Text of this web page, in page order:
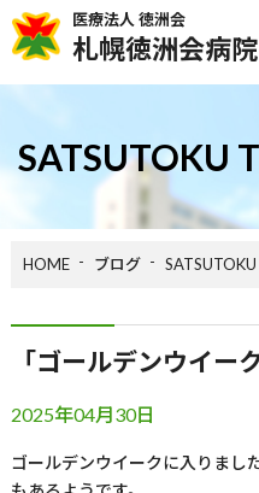
医療法人 徳洲会
札幌徳洲会病院
SATSUTOKU
HOME ブログ
「ゴールデンウイーク
2025年04月30日
ゴールデンウイークに入りまし